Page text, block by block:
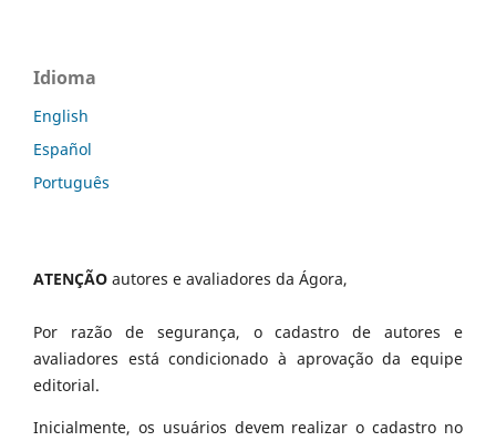
Idioma
English
Español
Português
ATENÇÃO autores e avaliadores da Ágora,
Por razão de segurança, o cadastro de autores e
avaliadores está condicionado à aprovação da equipe
editorial.
Inicialmente, os usuários devem realizar o cadastro no